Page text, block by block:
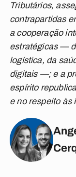
Tributários,
contrapartidas
a cooperação
estratégicas —
logística, da
digitais —; e a
espírito
e no respeito às